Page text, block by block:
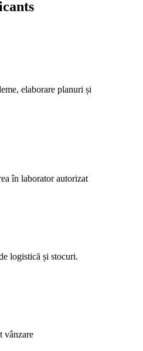
elaborare planuri și
în laborator autorizat
logistică și stocuri.
vânzare